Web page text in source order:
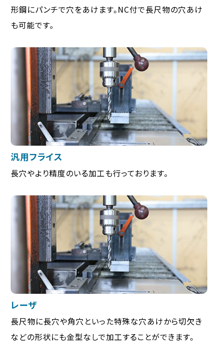
形鋼にパンチで穴をあけます。NC付で長尺物の穴あけ
も可能です。
汎用フライス
長穴やより精度のいる加工も行っております。
レーザ
長尺物に長穴や角穴といった特殊な穴あけから切欠き
などの形状にも金型なしで加工することができます。